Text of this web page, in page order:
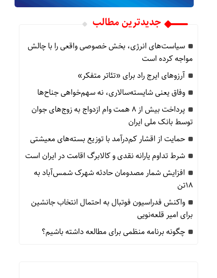
جدیدترین مطالب
سیاست‌های انرژی، بخش خصوصی واقعی را با چالش
مواجه کرده است
آرزوهای ایرج راد برای «تئاتر متفکر»
وفاق یعنی شایسته‌سالاری، نه سهم‌خواهی جناح‌ها
پرداخت بیش از ۸ همت وام ازدواج به زوج‌های جوان
توسط بانک ملی ایران
حمایت از اقشار کم‌درآمد با توزیع بسته‌های معیشتی
شرط تداوم یارانه نقدی و کالابرگ اقامت در ایران است
افزایش شمار مصدومان حادثه شهرک شمس‌آباد به
۱۸تن
واکنش فدراسیون فوتبال به احتمال انتخاب جانشین
برای امیر قلعه‌نویی
چگونه برنامه منظمی برای مطالعه داشته باشیم؟